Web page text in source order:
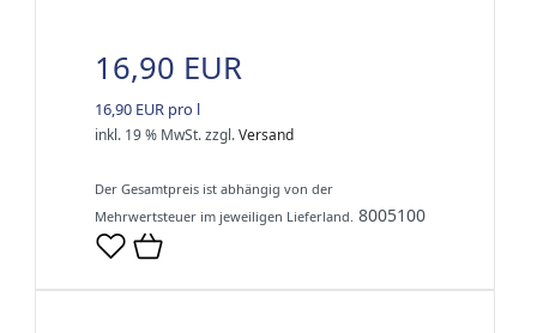
16,90 EUR
16,90 EUR pro l
inkl. 19 % MwSt.zzgl.Versand
Der Gesamtpreis ist abhängig von der
Mehrwertsteuer im jeweiligen Lieferland. 8005100